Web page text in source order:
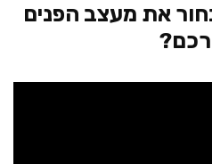
את מעצב הפנים